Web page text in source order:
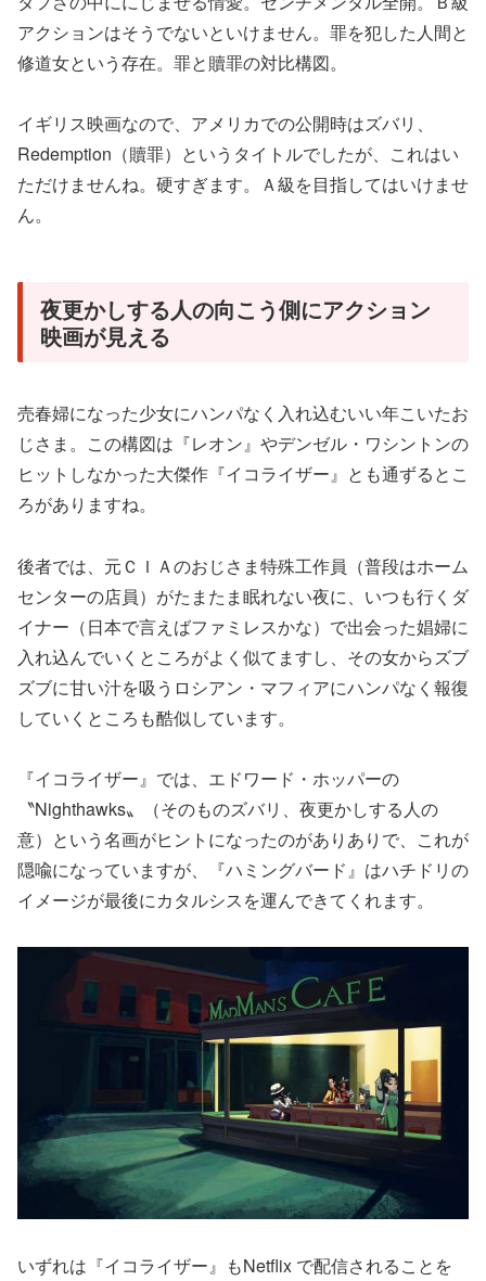
アクションはそうでないといけません。罪を犯した人間と
修道女という存在。罪と贖罪の対比構図。
イギリス映画なので、アメリカでの公開時はズバリ、
Redemption（贖罪）というタイトルでしたが、これはい
ただけませんね。硬すぎます。Ａ級を目指してはいけませ
ん。
夜更かしする人の向こう側にアクション
映画が見える
売春婦になった少女にハンパなく入れ込むいい年こいたお
じさま。この構図は『レオン』やデンゼル・ワシントンの
ヒットしなかった大傑作『イコライザー』とも通ずるとこ
ろがありますね。
後者では、元ＣＩＡのおじさま特殊工作員（普段はホーム
センターの店員）がたまたま眠れない夜に、いつも行くダ
イナー（日本で言えばファミレスかな）で出会った娼婦に
入れ込んでいくところがよく似てますし、その女からズブ
ズブに甘い汁を吸うロシアン・マフィアにハンパなく報復
していくところも酷似しています。
『イコライザー』では、エドワード・ホッパーの
〝Nighthawks〟（そのものズバリ、夜更かしする人の
意）という名画がヒントになったのがありありで、これが
隠喩になっていますが、『ハミングバード』はハチドリの
イメージが最後にカタルシスを運んできてくれます。
いずれは『イコライザー』もNetflix で配信されることを